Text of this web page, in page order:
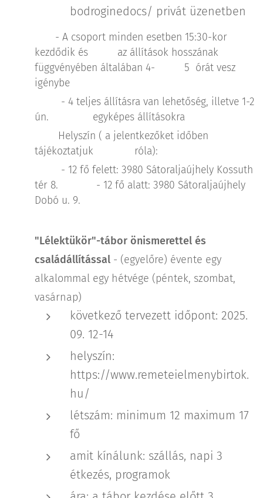
bodroginedocs/ privát üzenetben
- A csoport minden esetben 15:30-kor
kezdődik és az állítások hosszának
függvényében általában 4- 5 órát vesz
igénybe
- 4 teljes állításra van lehetőség, illetve 1-2
ún. egyképes állításokra
Helyszín ( a jelentkezőket időben
tájékoztatjuk róla):
- 12 fő felett: 3980 Sátoraljaújhely Kossuth
tér 8. - 12 fő alatt: 3980 Sátoraljaújhely
Dobó u. 9.
"Lélektükör"-tábor önismerettel és
családállítással - (egyelőre) évente egy
alkalommal egy hétvége (péntek, szombat,
vasárnap)
következő tervezett időpont: 2025.
09. 12-14
helyszín:
https://www.remeteielmenybirtok.
hu/
létszám: minimum 12 maximum 17
fő
amit kínálunk: szállás, napi 3
étkezés, programok